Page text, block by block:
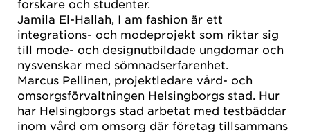
forskare och studenter.
Jamila El-Hallah, I am fashion är ett
integrations- och modeprojekt som riktar sig
till mode- och designutbildade ungdomar och
nysvenskar med sömnadserfarenhet.
Marcus Pellinen, projektledare vård- och
omsorgsförvaltningen Helsingborgs stad. Hur
har Helsingborgs stad arbetat med testbäddar
inom vård om omsorg där företag tillsammans